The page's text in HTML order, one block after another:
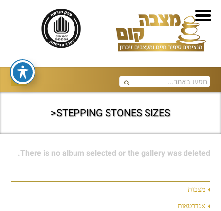
STEPPING STONES SIZES<
מצבות
אנדרטאות
There is no album selected or the gallery was deleted.